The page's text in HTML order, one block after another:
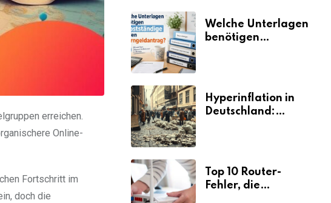
erreichen.
Online-
Fortschritt im
doch die
Umsätze machen
Welche Unterlagen
benötigen
Hyperinflation in
Deutschland:
Top 10 Router-
Fehler, die